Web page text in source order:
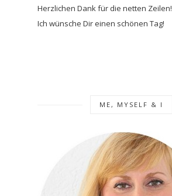
Herzlichen Dank für die netten Zeilen!
Ich wünsche Dir einen schönen Tag!
ME, MYSELF & I